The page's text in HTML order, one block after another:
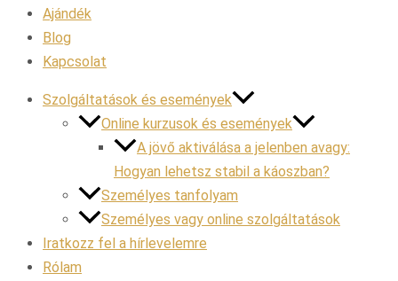
Ajándék
Blog
Kapcsolat
Szolgáltatások és események
Online kurzusok és események
A jövő aktiválása a jelenben avagy:
Hogyan lehetsz stabil a káoszban?
Személyes tanfolyam
Személyes vagy online szolgáltatások
Iratkozz fel a hírlevelemre
Rólam